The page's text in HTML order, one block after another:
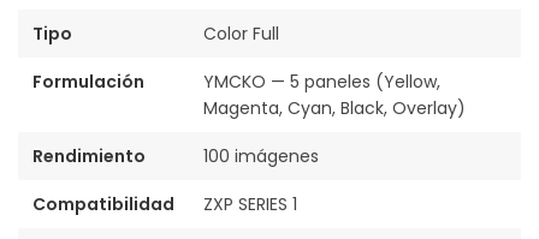
Tipo
Color Full
Formulación
YMCKO — 5 paneles (Yellow,
Magenta, Cyan, Black, Overlay)
Rendimiento
100 imágenes
Compatibilidad
ZXP SERIES 1